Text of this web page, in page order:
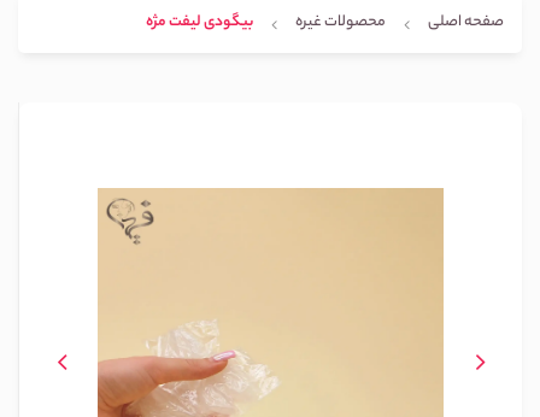
صفحه اصلی محصولات غیره بیگودی لیفت مژه